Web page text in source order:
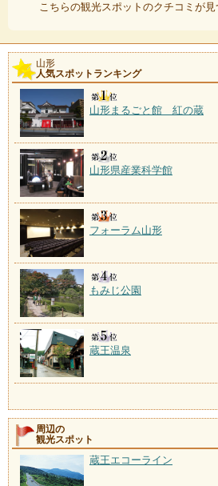
こちらの観光スポットのクチコミが見
山形
人気スポットランキング
山形まるごと館 紅の蔵
山形県産業科学館
フォーラム山形
もみじ公園
蔵王温泉
周辺の
観光スポット
蔵王エコーライン